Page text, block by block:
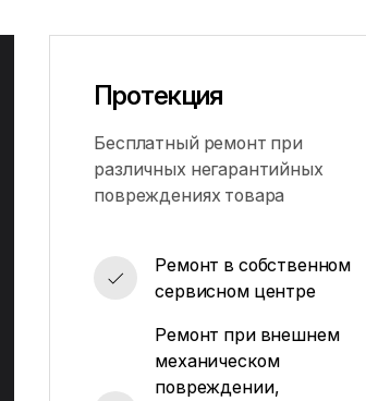
Протекция
Бесплатный ремонт при
различных негарантийных
повреждениях товара
Ремонт в собственном
сервисном центре
Ремонт при внешнем
механическом
повреждении,